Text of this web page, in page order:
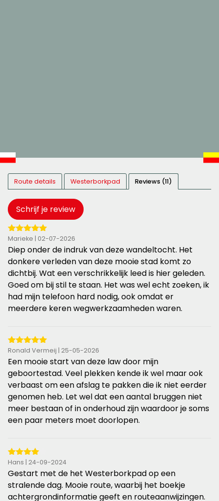
Route details Westerborkpad Reviews (11)
Schrijf je review
5
van
de
5
sterren
Marieke | 02-07-2026
Diep onder de indruk van deze wandeltocht. Het
donkere verleden van deze mooie stad komt zo
dichtbij. Wat een verschrikkelijk leed is hier geleden.
Goed om bij stil te staan. Het was wel echt zoeken, ik
had mijn telefoon hard nodig, ook omdat er
meerdere keren wegwerkzaamheden waren.
5
van
de
5
sterren
Ronald Vermeij | 25-05-2026
Een mooie start van deze law door mijn
geboortestad. Veel plekken kende ik wel maar ook
verbaast om een afslag te pakken die ik niet eerder
genomen heb. Let wel dat een aantal bruggen niet
meer bestaan of in onderhoud zijn waardoor je soms
een paar meters moet doorlopen.
4
van
de
5
Hans | 24-09-2024
Gestart met de het Westerborkpad op een
stralende dag. Mooie route, waarbij het boekje
achtergrondinformatie geeft en routeaanwijzingen.